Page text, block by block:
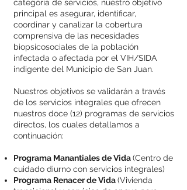
categoría de servicios, nuestro objetivo
principal es asegurar, identificar,
coordinar y canalizar la cobertura
comprensiva de las necesidades
biopsicosociales de la población
infectada o afectada por el VIH/SIDA
indigente del Municipio de San Juan.
Nuestros objetivos se validarán a través
de los servicios integrales que ofrecen
nuestros doce (12) programas de servicios
directos, los cuales detallamos a
continuación:
Programa Manantiales de Vida(Centro de
cuidado diurno con servicios integrales)
Programa Renacer de Vida(Vivienda